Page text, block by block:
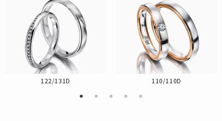
122/131D 110/110D